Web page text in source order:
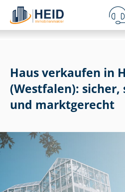
Haus verkaufen in
(Westfalen):
und marktgerecht